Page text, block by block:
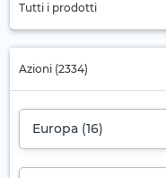
Tutti i prodotti
Azioni (2334)
Europa (16)